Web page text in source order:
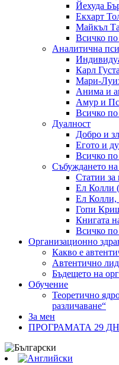
Йехуда
Екхарт
Майкъл
Всичко по
Аналитична
Карл
Мари-
Анима и
Амур и
Всичко по
Дуалност
Добро и
Егото и
Всичко по
Събуждането
Статии за
Ел Колли
Ел Колли,
Гопи
Книгата
Всичко по
Организационно
Какво е
Автентично
Бъдещето на
Обучение
Теоретично
различаване“
За мен
ПРОГРАМАТА 29